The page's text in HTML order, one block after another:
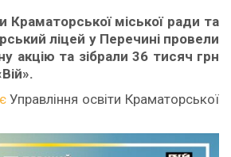
Краматорської міської ради та
ліцей у Перечині провели
акцію та зібрали 36 тисяч грн
Управління освіти Краматорської